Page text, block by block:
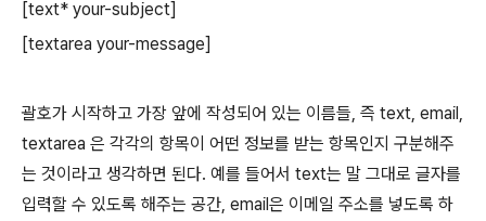
[text* your-subject]
[textarea your-message]
괄호가 시작하고 가장 앞에 작성되어 있는 이름들, 즉 text, email,
textarea 은 각각의 항목이 어떤 정보를 받는 항목인지 구분해주
는 것이라고 생각하면 된다. 예를 들어서 text는 말 그대로 글자를
입력할 수 있도록 해주는 공간, email은 이메일 주소를 넣도록 하